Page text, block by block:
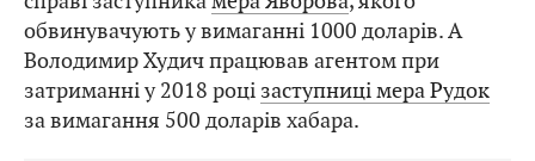
обвинувачують у вимаганні 1000 доларів. А
Володимир Худич працював агентом при
затриманні у 2018 році заступниці мера Рудок
за вимагання 500 доларів хабара.